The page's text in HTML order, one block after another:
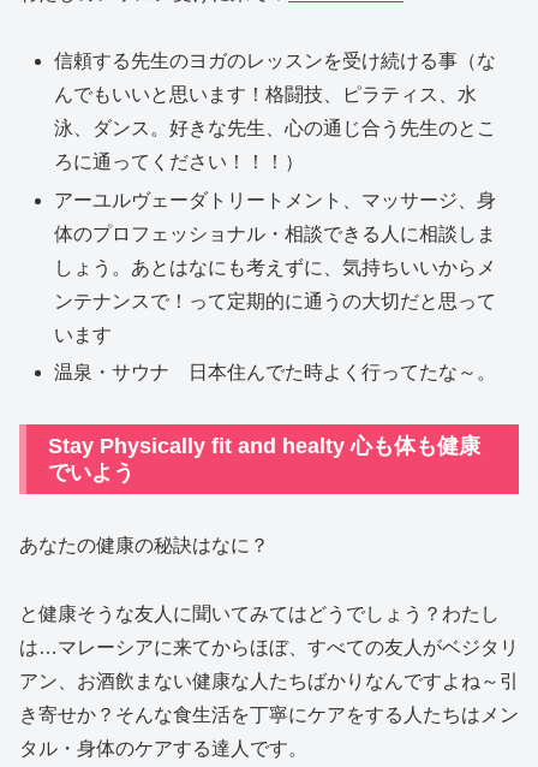
信頼する先生のヨガのレッスンを受け続ける事（な
んでもいいと思います！格闘技、ピラティス、水
泳、ダンス。好きな先生、心の通じ合う先生のとこ
ろに通ってください！！！）
アーユルヴェーダトリートメント、マッサージ、身
体のプロフェッショナル・相談できる人に相談しま
しょう。あとはなにも考えずに、気持ちいいからメ
ンテナンスで！って定期的に通うの大切だと思って
います
温泉・サウナ 日本住んでた時よく行ってたな～。
Stay Physically fit and healty 心も体も健康
でいよう
あなたの健康の秘訣はなに？
と健康そうな友人に聞いてみてはどうでしょう？わたし
は…マレーシアに来てからほぼ、すべての友人がベジタリ
アン、お酒飲まない健康な人たちばかりなんですよね～引
き寄せか？そんな食生活を丁寧にケアをする人たちはメン
タル・身体のケアする達人です。